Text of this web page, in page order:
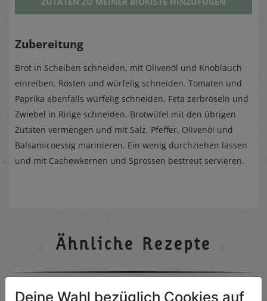
Zubereitung
Brot in Scheiben schneiden, mit Olivenöl und Knoblauch
einreiben. Rösten und würfelig schneiden. Tomaten und
Paprika ebenfalls würfelig schneiden, Feta zerbröseln und
Zwiebel in Ringe schneiden. Brotwüfel mit den übrigen
Zutaten vermengen und mit Salz, Pfeffer, Olivenöl und
Balsamicoessig marinieren. Ein wenig durchziehen lassen
und mit Cashewkernen und Sprossen bestreut servieren.
Ähnliche Rezepte
Deine Wahl bezüglich Cookies auf